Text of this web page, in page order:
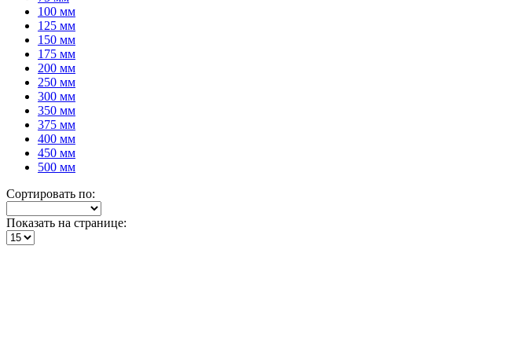
100 мм
125 мм
150 мм
175 мм
200 мм
250 мм
300 мм
350 мм
375 мм
400 мм
450 мм
500 мм
Сортировать по:
Показать на странице: